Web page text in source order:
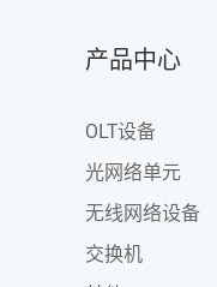
产品中心
OLT设备
光网络单元
无线网络设备
交换机